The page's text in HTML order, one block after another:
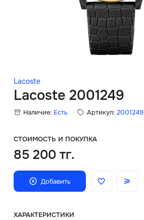
Lacoste
Lacoste 2001249
Наличие: Есть Артикул: 2001249
СТОИМОСТЬ И ПОКУПКА
85 200 тг.
Добавить
ХАРАКТЕРИСТИКИ
Мужские часы
Женские часы
Скидки
Главная
О нас